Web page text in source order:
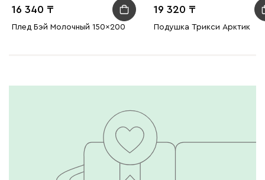
16 340
Плед Бэй Молочный 150x200
19 320
Подушка Трикси Арктик